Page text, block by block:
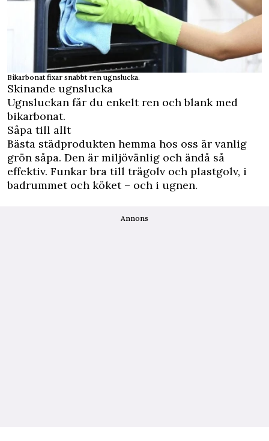
Bikarbonat fixar snabbt ren ugnslucka.
Skinande ugnslucka
Ugnsluckan får du enkelt ren och blank med
bikarbonat.
Såpa till allt
Bästa städprodukten hemma hos oss är vanlig
grön såpa. Den är miljövänlig och ändå så
effektiv. Funkar bra till trägolv och plastgolv, i
badrummet och köket – och i ugnen.
Annons